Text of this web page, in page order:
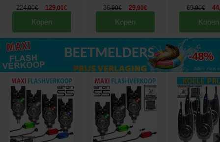
224,00€ 129,00€
Kopen
36,90€ 29,90€
Kopen
69,90€ 44
Kopen
tot
-48%
Alles zien »